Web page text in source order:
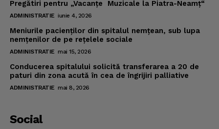
Pregătiri pentru „Vacanţe Muzicale la Piatra-Neamţ“
ADMINISTRATIE iunie 4, 2026
Meniurile pacienţilor din spitalul nemţean, sub lupa
nemţenilor de pe reţelele sociale
ADMINISTRATIE mai 15, 2026
Conducerea spitalului solicită transferarea a 20 de
paturi din zona acută în cea de îngrijiri palliative
ADMINISTRATIE mai 8, 2026
Social